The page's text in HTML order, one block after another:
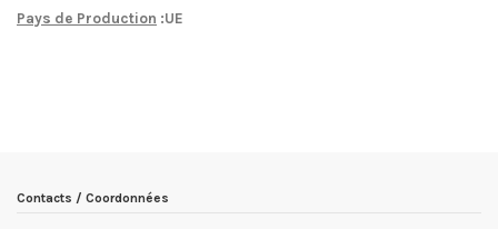
Pays de Production :UE
Contacts / Coordonnées